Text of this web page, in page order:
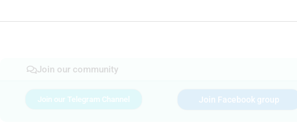
Join our community
Join our Telegram Channel Join Facebook group